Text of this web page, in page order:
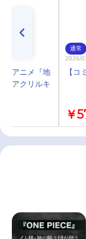
新アニメ『地
娘アクリルキ
通常
2026/
【
￥